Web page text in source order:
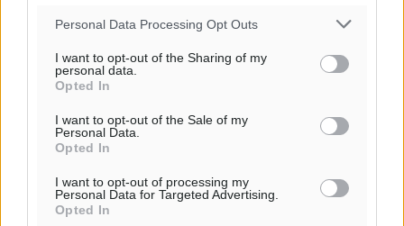
Personal Data Processing Opt Outs
I want to opt-out of the Sharing of my
personal data.
Opted In
I want to opt-out of the Sale of my
Personal Data.
Opted In
I want to opt-out of processing my
Personal Data for Targeted Advertising.
Opted In
Τριήμερο εξόδου: Πάνω από 129.000 επιβάτες